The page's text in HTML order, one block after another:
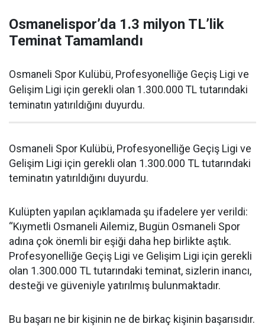
Osmanelispor’da 1.3 milyon TL’lik
Teminat Tamamlandı
Osmaneli Spor Kulübü, Profesyonelliğe Geçiş Ligi ve
Gelişim Ligi için gerekli olan 1.300.000 TL tutarındaki
teminatın yatırıldığını duyurdu.
Osmaneli Spor Kulübü, Profesyonelliğe Geçiş Ligi ve
Gelişim Ligi için gerekli olan 1.300.000 TL tutarındaki
teminatın yatırıldığını duyurdu.
Kulüpten yapılan açıklamada şu ifadelere yer verildi:
“Kıymetli Osmaneli Ailemiz, Bugün Osmaneli Spor
adına çok önemli bir eşiği daha hep birlikte aştık.
Profesyonelliğe Geçiş Ligi ve Gelişim Ligi için gerekli
olan 1.300.000 TL tutarındaki teminat, sizlerin inancı,
desteği ve güveniyle yatırılmış bulunmaktadır.
Bu başarı ne bir kişinin ne de birkaç kişinin başarısıdır.